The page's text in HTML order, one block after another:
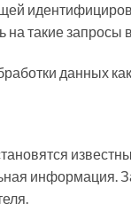
такие запросы
данных
информация.